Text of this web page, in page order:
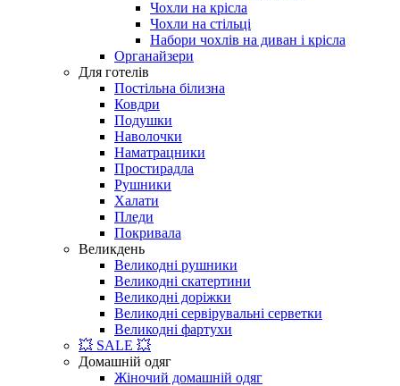
Чохли на крісла
Чохли на стільці
Набори чохлів на диван і крісла
Органайзери
Для готелів
Постільна білизна
Ковдри
Подушки
Наволочки
Наматрацники
Простирадла
Рушники
Халати
Пледи
Покривала
Великдень
Великодні рушники
Великодні скатертини
Великодні доріжки
Великодні сервірувальні серветки
Великодні фартухи
💥 SALE 💥
Домашній одяг
Жіночий домашній одяг